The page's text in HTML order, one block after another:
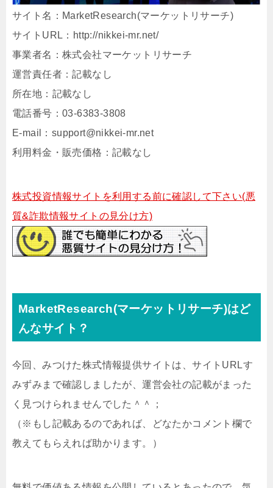
サイト名：MarketResearch(マーケットリサーチ)
サイトURL：http://nikkei-mr.net/
事業者名：株式会社マーケットリサーチ
運営責任者：記載なし
所在地：記載なし
電話番号：03-6383-3808
E-mail：support@nikkei-mr.net
利用料金・販売価格：記載なし
株式投資情報サイトを利用する前に確認して下さい(悪
質&詐欺情報サイトの見分け方)
MarketResearch(マーケットリサーチ)はど
んなサイト？
今回、みつけた株式情報提供サイトは、サイトURLす
みずみまで確認しましたが、運営会社の記載がまった
く見つけられませんでした＾＾；
（※もし記載あるのであれば、どなたかコメント欄で
教えてもらえれば助かります。）